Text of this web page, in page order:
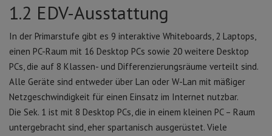
1.2 EDV-Ausstattung
In der Primarstufe gibt es 9 interaktive Whiteboards, 2 Laptops,
einen PC-Raum mit 16 Desktop PCs sowie 20 weitere Desktop
PCs, die auf 8 Klassen- und Differenzierungsräume verteilt sind.
Alle Geräte sind entweder über Lan oder W-Lan mit mäßiger
Netzgeschwindigkeit für einen Einsatz im Internet nutzbar.
Die Sek. 1 ist mit 8 Desktop PCs, die in einem kleinen PC – Raum
untergebracht sind, eher spartanisch ausgerüstet. Viele